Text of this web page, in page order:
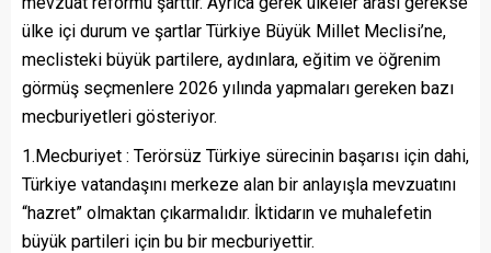
ülke içi durum ve şartlar Türkiye Büyük Millet Meclisi’ne,
meclisteki büyük partilere, aydınlara, eğitim ve öğrenim
görmüş seçmenlere 2026 yılında yapmaları gereken bazı
mecburiyetleri gösteriyor.
1.Mecburiyet : Terörsüz Türkiye sürecinin başarısı için dahi,
Türkiye vatandaşını merkeze alan bir anlayışla mevzuatını
“hazret” olmaktan çıkarmalıdır. İktidarın ve muhalefetin
büyük partileri için bu bir mecburiyettir.